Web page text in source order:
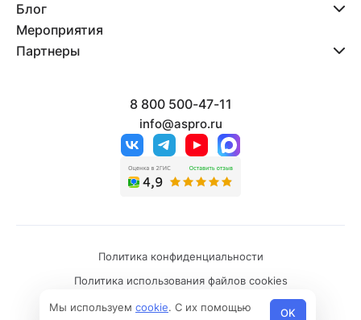
Блог
Мероприятия
Партнеры
8 800 500-47-11
info@aspro.ru
Политика конфиденциальности
Политика использования файлов cookies
Мы используем cookie. С их помощью
OK